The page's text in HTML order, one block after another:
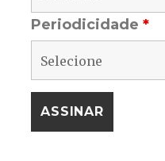
Periodicidade*